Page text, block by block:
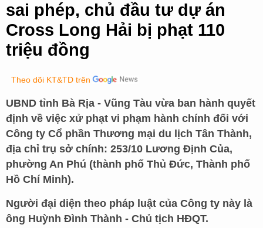
sai phép, chủ đầu tư dự án
Cross Long Hải bị phạt 110
triệu đồng
Theo dõi KT&TD trên
UBND tỉnh Bà Rịa - Vũng Tàu vừa ban hành quyết
định về việc xử phạt vi phạm hành chính đối với
Công ty Cổ phần Thương mại du lịch Tân Thành,
địa chỉ trụ sở chính: 253/10 Lương Định Của,
phường An Phú (thành phố Thủ Đức, Thành phố
Hồ Chí Minh).
Người đại diện theo pháp luật của Công ty này là
ông Huỳnh Đình Thành - Chủ tịch HĐQT.